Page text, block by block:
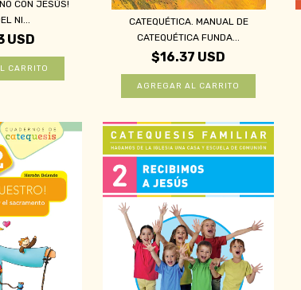
CON JESÚS!
NI...
USD
CATEQUÉTICA. MANUAL DE
CATEQUÉTICA FUNDA...
$16.37 USD